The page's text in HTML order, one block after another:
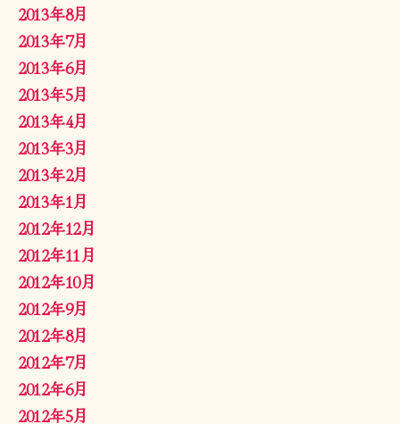
2013年8月
2013年7月
2013年6月
2013年5月
2013年4月
2013年3月
2013年2月
2013年1月
2012年12月
2012年11月
2012年10月
2012年9月
2012年8月
2012年7月
2012年6月
2012年5月